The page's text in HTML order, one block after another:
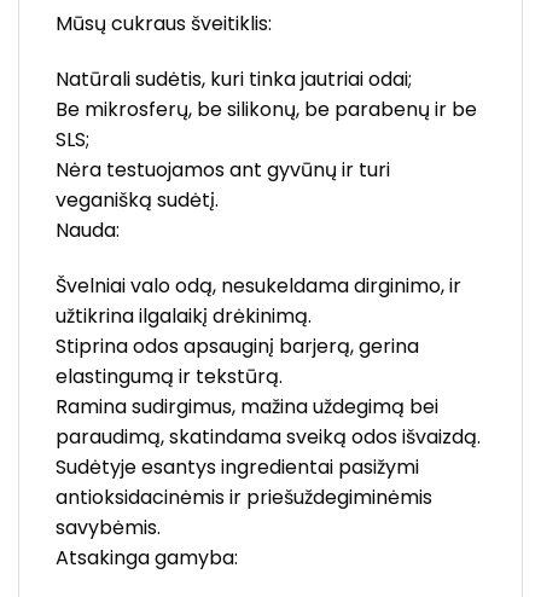
Mūsų cukraus šveitiklis:
Natūrali sudėtis, kuri tinka jautriai odai;
Be mikrosferų, be silikonų, be parabenų ir be
SLS;
Nėra testuojamos ant gyvūnų ir turi
veganišką sudėtį.
Nauda:
Švelniai valo odą, nesukeldama dirginimo, ir
užtikrina ilgalaikį drėkinimą.
Stiprina odos apsauginį barjerą, gerina
elastingumą ir tekstūrą.
Ramina sudirgimus, mažina uždegimą bei
paraudimą, skatindama sveiką odos išvaizdą.
Sudėtyje esantys ingredientai pasižymi
antioksidacinėmis ir priešuždegiminėmis
savybėmis.
Atsakinga gamyba: